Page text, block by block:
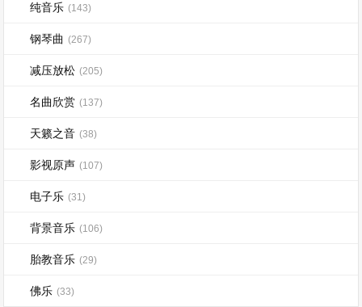
纯音乐 (143)
钢琴曲 (267)
减压放松 (205)
名曲欣赏 (137)
天籁之音 (38)
影视原声 (107)
电子乐 (31)
背景音乐 (106)
胎教音乐 (29)
佛乐 (33)